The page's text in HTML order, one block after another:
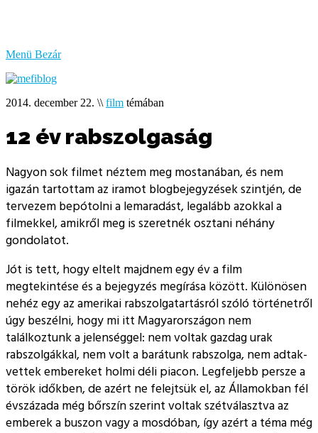
Menü Bezár
2014. december 22. \\ film témában
12 év rabszolgaság
Nagyon sok filmet néztem meg mostanában, és nem
igazán tartottam az iramot blogbejegyzések szintjén, de
tervezem bepótolni a lemaradást, legalább azokkal a
filmekkel, amikről meg is szeretnék osztani néhány
gondolatot.
Jót is tett, hogy eltelt majdnem egy év a film
megtekintése és a bejegyzés megírása között. Különösen
nehéz egy az amerikai rabszolgatartásról szóló történetről
úgy beszélni, hogy mi itt Magyarországon nem
találkoztunk a jelenséggel: nem voltak gazdag urak
rabszolgákkal, nem volt a barátunk rabszolga, nem adtak-
vettek embereket holmi déli piacon. Legfeljebb persze a
török időkben, de azért ne felejtsük el, az Államokban fél
évszázada még bőrszín szerint voltak szétválasztva az
emberek a buszon vagy a mosdóban, így azért a téma még